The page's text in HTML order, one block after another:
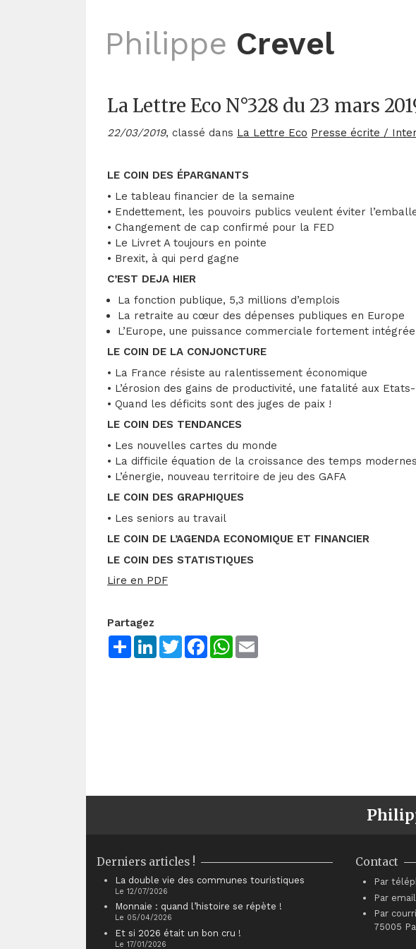
Philippe Crevel
La Lettre Eco N°328 du 23 mars
22/03/2019, classé dans La Lettre Eco Presse écrite /
LE COIN DES ÉPARGNANTS
• Le tableau financier de la semaine
• Endettement, les pouvoirs publics veulent éviter
• Changement de cap confirmé pour la FED
• Le Livret A toujours en pointe
• Brexit, à qui perd gagne
C’EST DEJA HIER
La fonction publique, 5,3 millions d’emplois
La retraite au cœur des dépenses publiques en Europe
L’Europe, une puissance commerciale fortement intégrée
LE COIN DE LA CONJONCTURE
• La France résiste au ralentissement économique
• L’érosion des gains de productivité, une fatalité aux
• Quand les déficits sont des juges de paix !
LE COIN DES TENDANCES
• Les nouvelles cartes du monde
• La difficile équation de la croissance des temps modernes
• L’énergie, nouveau territoire de jeu des GAFA
LE COIN DES GRAPHIQUES
• Les seniors au travail
LE COIN DE L’AGENDA ECONOMIQUE ET FINANCIER
LE COIN DES STATISTIQUES
Lire en PDF
Partagez
ShareLinkedInTwitterFacebookWhatsApp
Derniers articles !
La double vie des communes touristiques
Le 12/07/2026
Monnaie : quand l’histoire se répète !
Le 05/04/2026
Et si 2026 était un bon cru !
Le 17/01/2026
Contact
Par
Par
Par
75005